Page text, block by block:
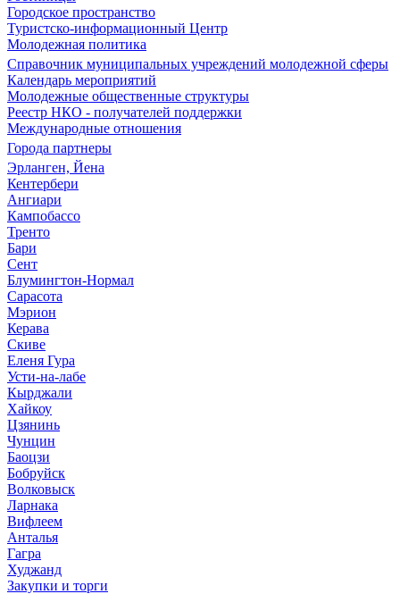
Городское пространство
Туристско-информационный Центр
Молодежная политика
Справочник муниципальных учреждений молодежной сферы
Календарь мероприятий
Молодежные общественные структуры
Реестр НКО - получателей поддержки
Международные отношения
Города партнеры
Эрланген, Йена
Кентербери
Ангиари
Кампобассо
Тренто
Бари
Сент
Блумингтон-Нормал
Сарасота
Мэрион
Керава
Скиве
Еленя Гура
Усти-на-лабе
Кырджали
Хайкоу
Цзянинь
Чунцин
Баоцзи
Бобруйск
Волковыск
Ларнака
Вифлеем
Анталья
Гагра
Худжанд
Закупки и торги